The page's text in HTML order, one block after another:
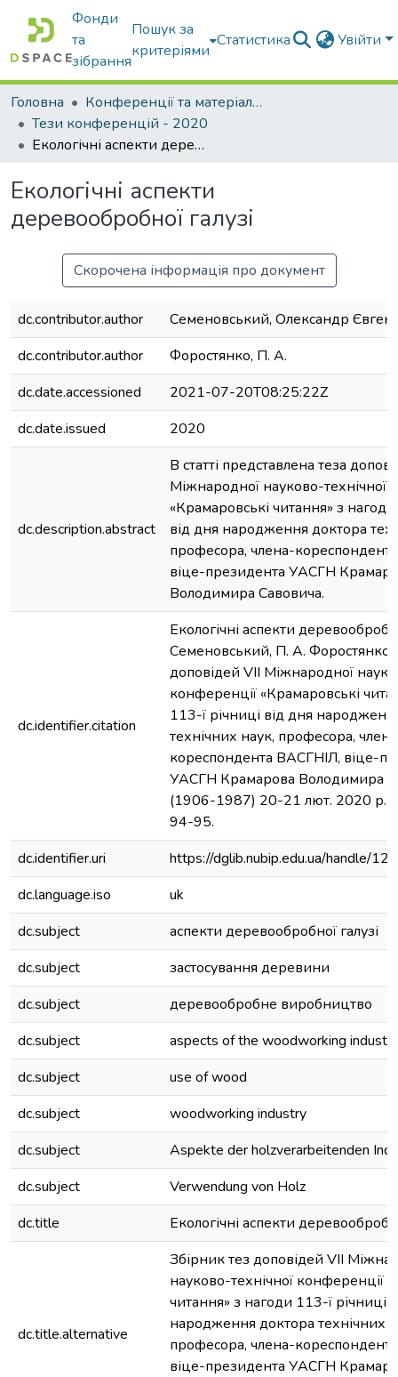
Фонди
та
зібрання
Пошук за
критеріями
Статистика Увійти
Головна
Конференції та матеріали конференцій
Тези конференцій - 2020
Екологічні аспекти деревообробної галузі
Екологічні аспекти
деревообробної галузі
Скорочена інформація про документ
dc.contributor.author
Семеновський, Олександр
dc.contributor.author
Форостянко, П. А.
dc.date.accessioned
2021-07-20T08:25:22Z
dc.date.issued
2020
dc.description.abstract
В статті представлена теза
Міжнародної науково-технічної
«Крамаровські читання» з
від дня народження доктора
професора, члена-
віце-президента УАСГН
Володимира Савовича.
dc.identifier.citation
Екологічні аспекти
Семеновський, П. А.
доповідей VIІ Міжнародної
конференції «Крамаровські
113-ї річниці від дня
технічних наук, професора,
кореспондента ВАСГНІЛ, віце-
УАСГН Крамарова Володимира
(1906-1987) 20-21 лют. 2020 р. -
94-95.
dc.identifier.uri
https://dglib.nubip.edu.ua/handle/
dc.language.iso
uk
dc.subject
аспекти деревообробної галузі
dc.subject
застосування деревини
dc.subject
деревообробне виробництво
dc.subject
aspects of the woodworking industry
dc.subject
use of wood
dc.subject
woodworking industry
dc.subject
Aspekte der holzverarbeitenden
dc.subject
Verwendung von Holz
dc.title
Екологічні аспекти
dc.title.alternative
Збірник тез доповідей VIІ
науково-технічної конференції
читання» з нагоди 113-ї річниці
народження доктора технічних
професора, члена-
віце-президента УАСГН